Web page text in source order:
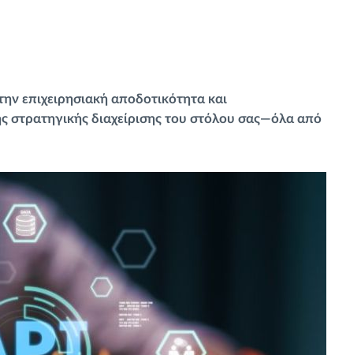
επιχειρησιακή αποδοτικότητα και
στρατηγικής διαχείρισης του στόλου σας—όλα από